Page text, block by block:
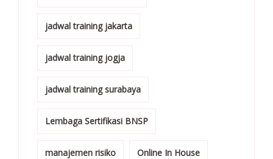
jadwal training jakarta
jadwal training jogja
jadwal training surabaya
Lembaga Sertifikasi BNSP
manajemen risiko Online In House